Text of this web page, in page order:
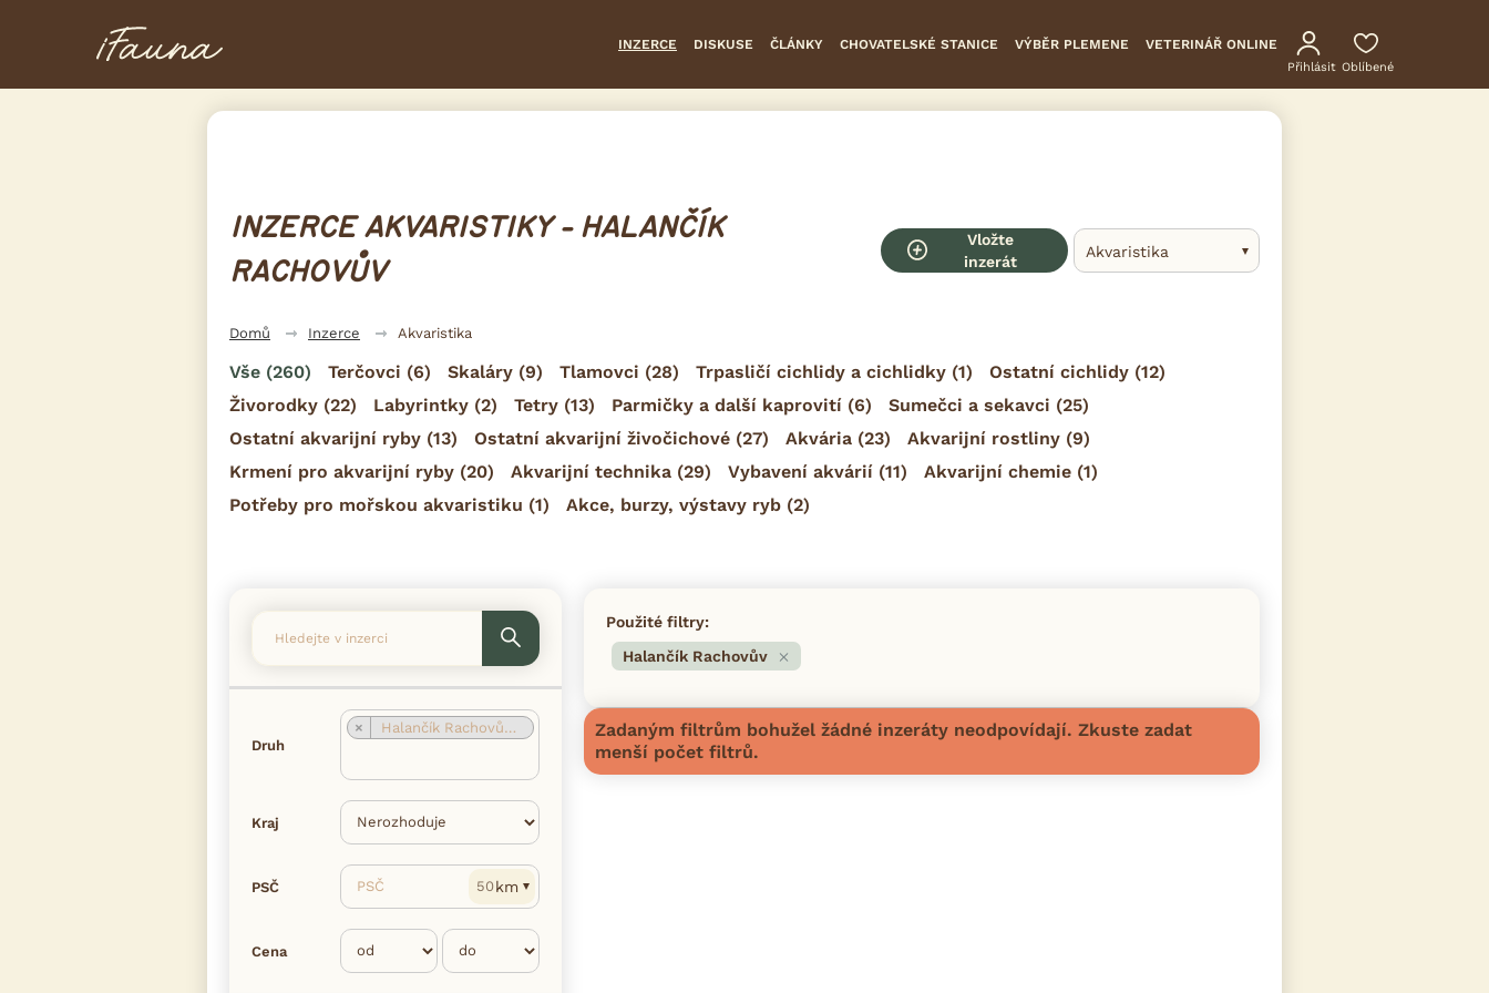
INZERCE DISKUSE ČLÁNKY CHOVATELSKÉ STANICE VÝBĚR PLEMENE VETERINÁŘ ONLINE
Přihlásit Oblíbené
INZERCE AKVARISTIKY - HALANČÍK
RACHOVŮV
Vložte
inzerát
Akvaristika
Domů Inzerce Akvaristika
Vše (260) Terčovci (6) Skaláry (9) Tlamovci (28) Trpasličí cichlidy a cichlidky (1) Ostatní cichlidy (12)
Živorodky (22) Labyrintky (2) Tetry (13) Parmičky a další kaprovití (6) Sumečci a sekavci (25)
Ostatní akvarijní ryby (13) Ostatní akvarijní živočichové (27) Akvária (23) Akvarijní rostliny (9)
Krmení pro akvarijní ryby (20) Akvarijní technika (29) Vybavení akvárií (11) Akvarijní chemie (1)
Potřeby pro mořskou akvaristiku (1) Akce, burzy, výstavy ryb (2)
Druh
× Halančík Rachovův (0)
Kraj
PSČ PSČ km
Cena
Použité filtry:
Halančík Rachovův
Zadaným filtrům bohužel žádné inzeráty neodpovídají. Zkuste zadat
menší počet filtrů.